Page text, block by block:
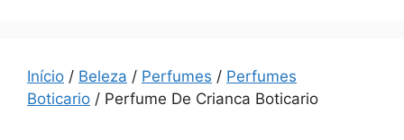
Início / Beleza / Perfumes / Perfumes
Boticario / Perfume De Crianca Boticario